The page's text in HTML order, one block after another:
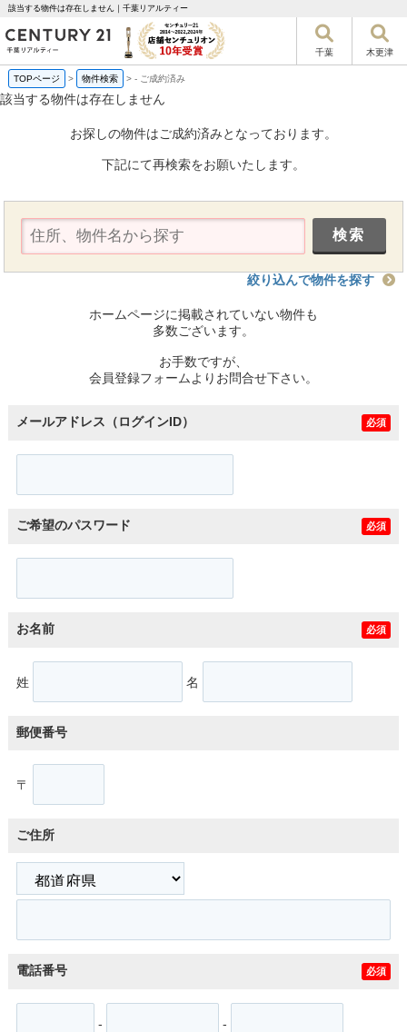
該当する物件は存在しません｜千葉リアルティー
千葉 木更津
TOPページ > 物件検索 >- ご成約済み
該当する物件は存在しません
お探しの物件はご成約済みとなっております。
下記にて再検索をお願いたします。
絞り込んで物件を探す
ホームページに掲載されていない物件も
多数ございます。
お手数ですが、
会員登録フォームよりお問合せ下さい。
メールアドレス（ログインID） 必須
ご希望のパスワード 必須
お名前 必須
姓 名
郵便番号
〒
ご住所
電話番号 必須
- -